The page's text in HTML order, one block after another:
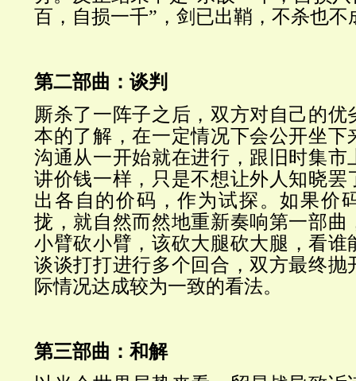
百，自损一千”，剑已出鞘，不杀也不
第二部曲：谈判
厮杀了一阵子之后，双方对自己的优
本的了解，在一定情况下会公开坐下
沟通从一开始就在进行，跟旧时集市
讲价钱一样，只是不想让外人知晓罢
出各自的价码，作为试探。如果价
拢，就自然而然地重新奏响第一部曲
小臂砍小臂，该砍大腿砍大腿 ，看
谈谈打打进行多个回合，双方最终抛
际情况达成较为一致的看法。
第三部曲：和解